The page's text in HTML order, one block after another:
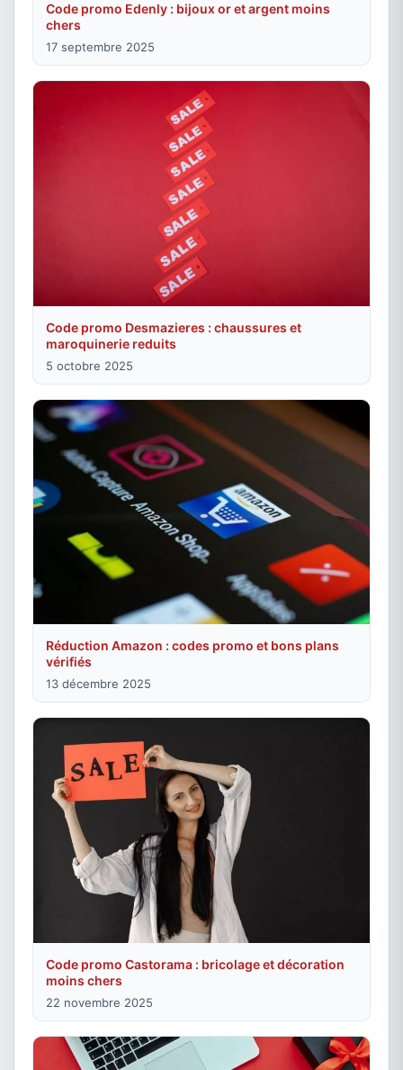
Code promo Edenly : bijoux or et argent moins
chers
17 septembre 2025
Code promo Desmazieres : chaussures et
maroquinerie reduits
5 octobre 2025
Réduction Amazon : codes promo et bons plans
vérifiés
13 décembre 2025
Code promo Castorama : bricolage et décoration
moins chers
22 novembre 2025